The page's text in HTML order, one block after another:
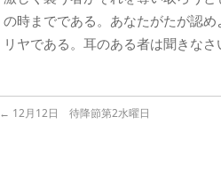
の時までである。あなたがたが認
リヤである。耳のある者は聞きなさ
← 12月12日 待降節第2水曜日